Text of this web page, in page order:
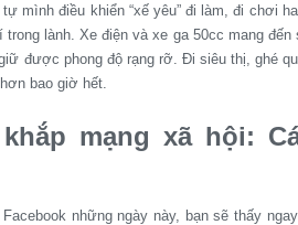
mình điều khiển “xế yêu” đi làm, đi chơi
lành. Xe điện và xe ga 50cc mang
được phong độ rạng rỡ. Đi siêu thị, ghé
bao giờ hết.
mạng xã hội:
những ngày này, bạn sẽ thấy